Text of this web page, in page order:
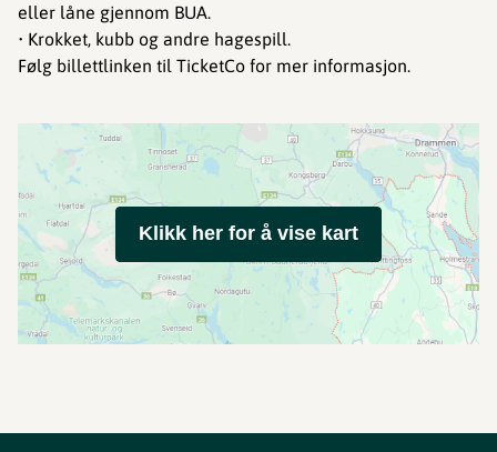
eller låne gjennom BUA.
• Krokket, kubb og andre hagespill.
Følg billettlinken til TicketCo for mer informasjon.
Klikk her for å vise kart